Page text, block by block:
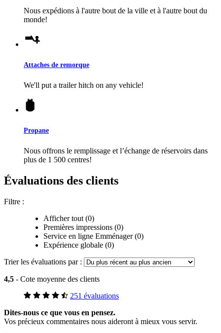
Nous expédions à l'autre bout de la ville et à l'autre bout du
monde!
Attaches de remorque
We'll put a trailer hitch on any vehicle!
Propane
Nous offrons le remplissage et l’échange de réservoirs dans
plus de 1 500 centres!
Évaluations des clients
Filtre :
Afficher tout (0)
Premières impressions (0)
Service en ligne Emménager (0)
Expérience globale (0)
Trier les évaluations par :
4,5 - Cote moyenne des clients
251 évaluations
Dites-nous ce que vous en pensez.
Vos précieux commentaires nous aideront à mieux vous servir.